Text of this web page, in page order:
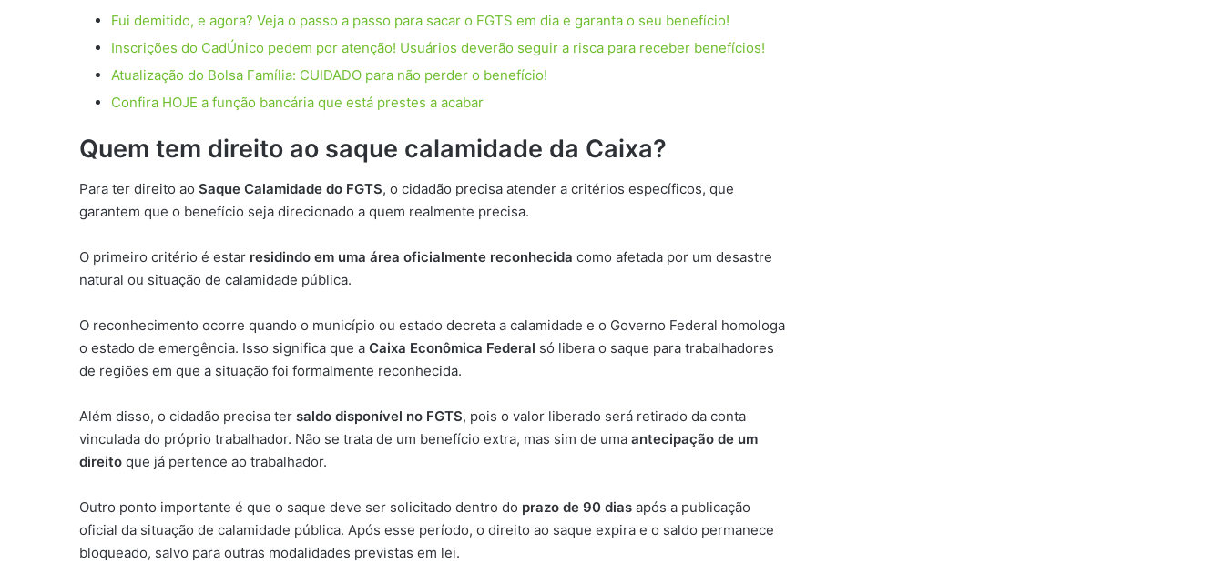
Fui demitido, e agora? Veja o passo a passo para sacar o FGTS em dia e garanta o seu benefício!
Inscrições do CadÚnico pedem por atenção! Usuários deverão seguir a risca para receber benefícios!
Atualização do Bolsa Família: CUIDADO para não perder o benefício!
Confira HOJE a função bancária que está prestes a acabar
Quem tem direito ao saque calamidade da Caixa?
Para ter direito ao Saque Calamidade do FGTS, o cidadão precisa atender a critérios específicos, que
garantem que o benefício seja direcionado a quem realmente precisa.
O primeiro critério é estar residindo em uma área oficialmente reconhecida como afetada por um desastre
natural ou situação de calamidade pública.
O reconhecimento ocorre quando o município ou estado decreta a calamidade e o Governo Federal homologa
o estado de emergência. Isso significa que a Caixa Econômica Federal só libera o saque para trabalhadores
de regiões em que a situação foi formalmente reconhecida.
Além disso, o cidadão precisa ter saldo disponível no FGTS, pois o valor liberado será retirado da conta
vinculada do próprio trabalhador. Não se trata de um benefício extra, mas sim de uma antecipação de um
direito que já pertence ao trabalhador.
Outro ponto importante é que o saque deve ser solicitado dentro do prazo de 90 dias após a publicação
oficial da situação de calamidade pública. Após esse período, o direito ao saque expira e o saldo permanece
bloqueado, salvo para outras modalidades previstas em lei.